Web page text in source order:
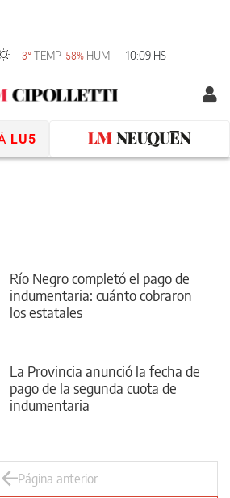
3°TEMP 58% HUM 10:09 HS
LU5
Río Negro completó el pago de
indumentaria: cuánto cobraron
los estatales
La Provincia anunció la fecha de
pago de la segunda cuota de
indumentaria
Página anterior